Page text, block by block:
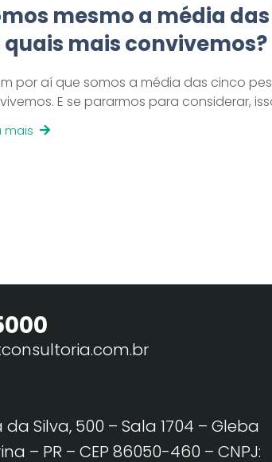
mesmo a média
quais mais convivemos?
por aí que somos a média das cinco
E se pararmos para considerar,
mais
Silva, 500 – Sala 1704 – Gleba
– PR – CEP 86050-460 – CNPJ: